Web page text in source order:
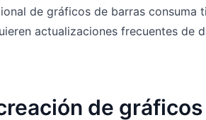
de gráficos de barras consuma
actualizaciones frecuentes de
de